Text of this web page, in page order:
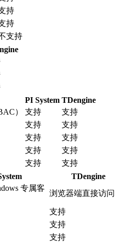
持
持
支持
PI System TDengine
）
支持
支持
支持
支持
支持
支持
支持
支持
支持
支持
TDengine
专属客
浏览器端直接访问
支持
支持
支持